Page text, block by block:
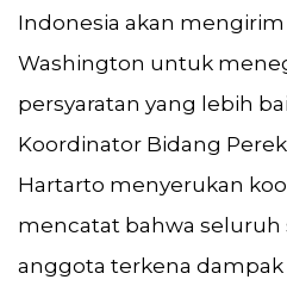
Indonesia akan
Washington untuk
persyaratan yang lebih
Koordinator Bidang
Hartarto menyerukan
mencatat bahwa seluruh
anggota terkena dampak